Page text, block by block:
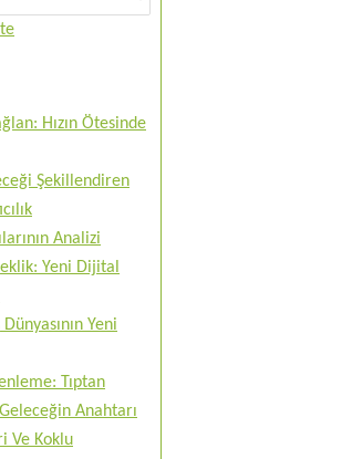
Hızın Ötesinde
Şekillendiren
Analizi
Yeni Dijital
Yeni
Tıptan
Anahtarı
Ve Koklu